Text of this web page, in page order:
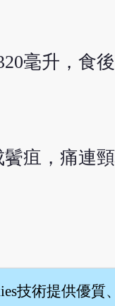
毫升，食後
疽，痛連
技術提供優質